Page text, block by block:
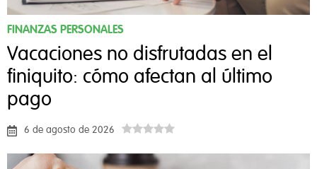
FINANZAS PERSONALES
Vacaciones no disfrutadas en el
finiquito: cómo afectan al último
pago
6 de agosto de 2026